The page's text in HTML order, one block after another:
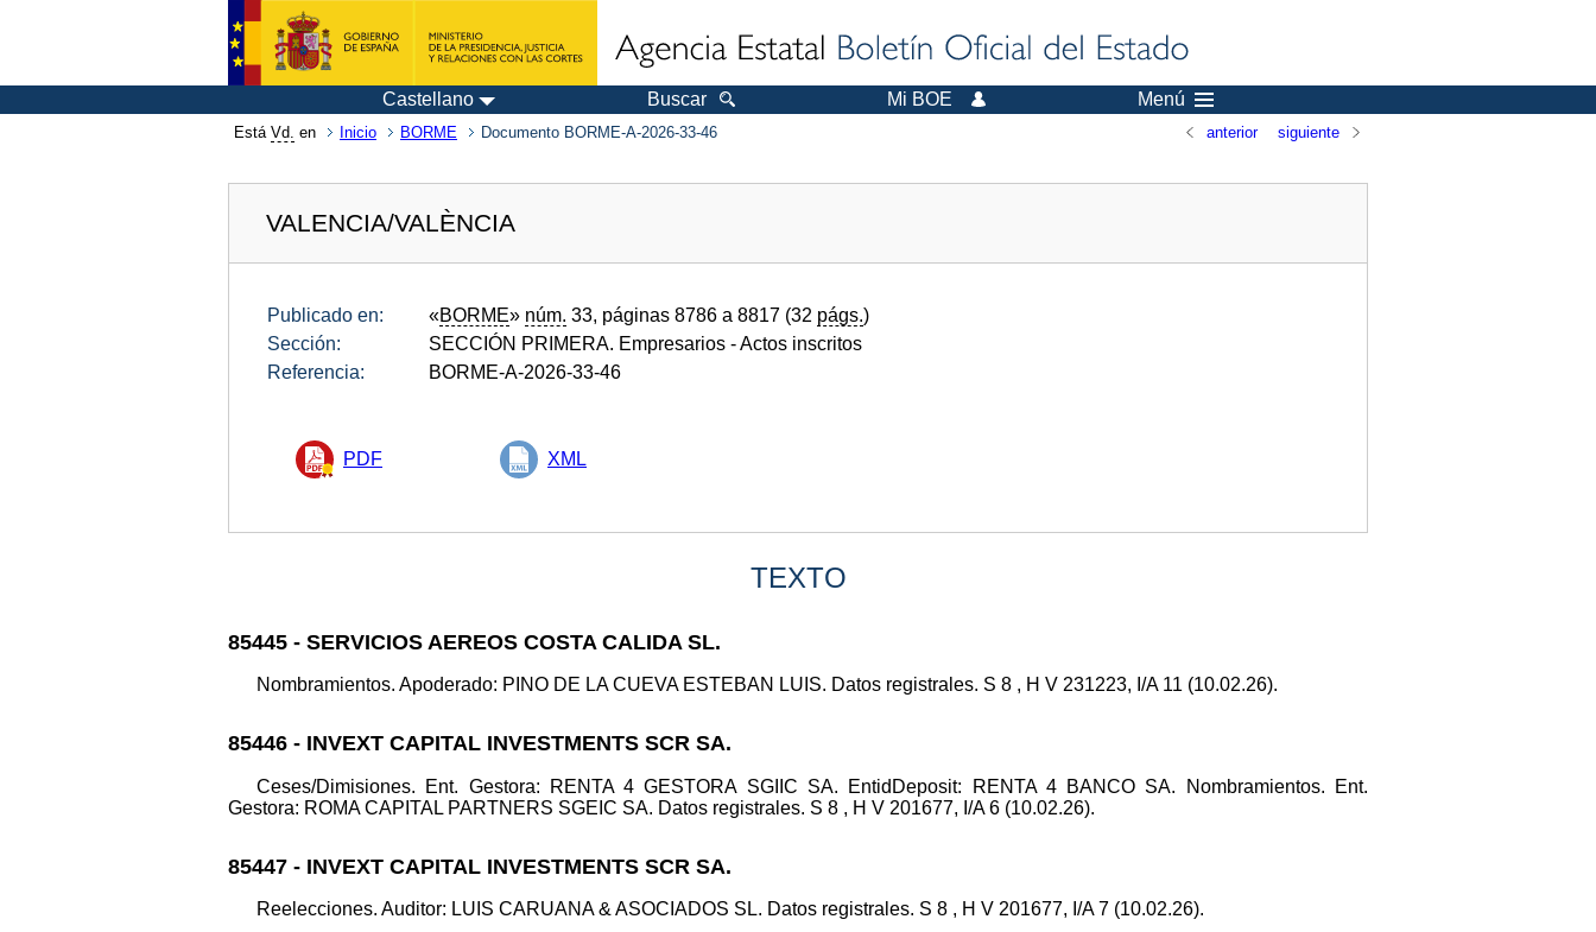
Castellano Buscar Mi BOE Menú
Está Vd. en Inicio BORME Documento BORME-A-2026-33-46 anterior siguiente
VALENCIA/VALÈNCIA
Publicado en: «BORME» núm. 33, páginas 8786 a 8817 (32 págs.)
Sección:
SECCIÓN PRIMERA. Empresarios - Actos inscritos
Referencia:
BORME-A-2026-33-46
PDF XML
TEXTO
85445 - SERVICIOS AEREOS COSTA CALIDA SL.
Nombramientos. Apoderado: PINO DE LA CUEVA ESTEBAN LUIS. Datos registrales. S 8 , H V 231223, I/A 11 (10.02.26).
85446 - INVEXT CAPITAL INVESTMENTS SCR SA.
Ceses/Dimisiones. Ent. Gestora: RENTA 4 GESTORA SGIIC SA. EntidDeposit: RENTA 4 BANCO SA. Nombramientos. Ent.
Gestora: ROMA CAPITAL PARTNERS SGEIC SA. Datos registrales. S 8 , H V 201677, I/A 6 (10.02.26).
85447 - INVEXT CAPITAL INVESTMENTS SCR SA.
Reelecciones. Auditor: LUIS CARUANA & ASOCIADOS SL. Datos registrales. S 8 , H V 201677, I/A 7 (10.02.26).